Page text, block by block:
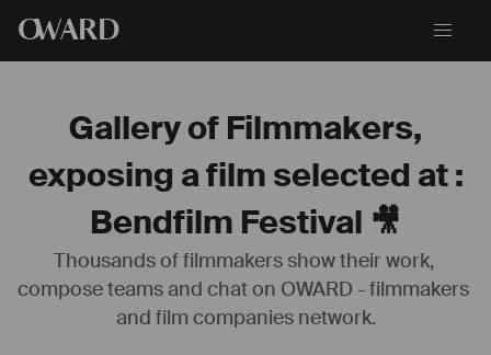
OWARD
Gallery of Filmmakers,
exposing a film selected at :
Bendfilm Festival 🎥
Thousands of filmmakers show their work,
compose teams and chat on OWARD - filmmakers
and film companies network.
#scénariste #réalisateur